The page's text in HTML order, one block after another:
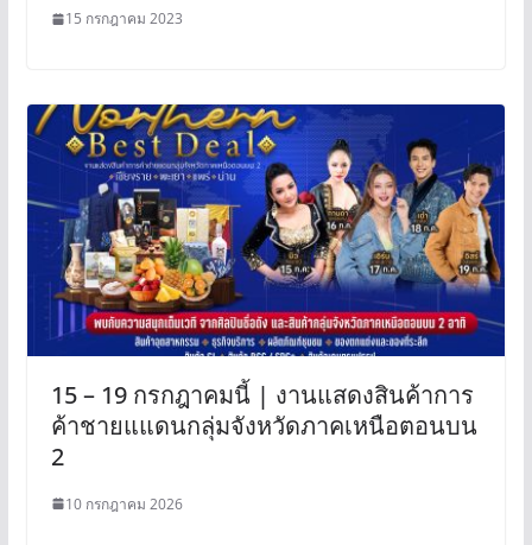
15 กรกฎาคม 2023
15 – 19 กรกฎาคมนี้ | งานแสดงสินค้าการ
ค้าชายแแดนกลุ่มจังหวัดภาคเหนือตอนบน
2
10 กรกฎาคม 2026